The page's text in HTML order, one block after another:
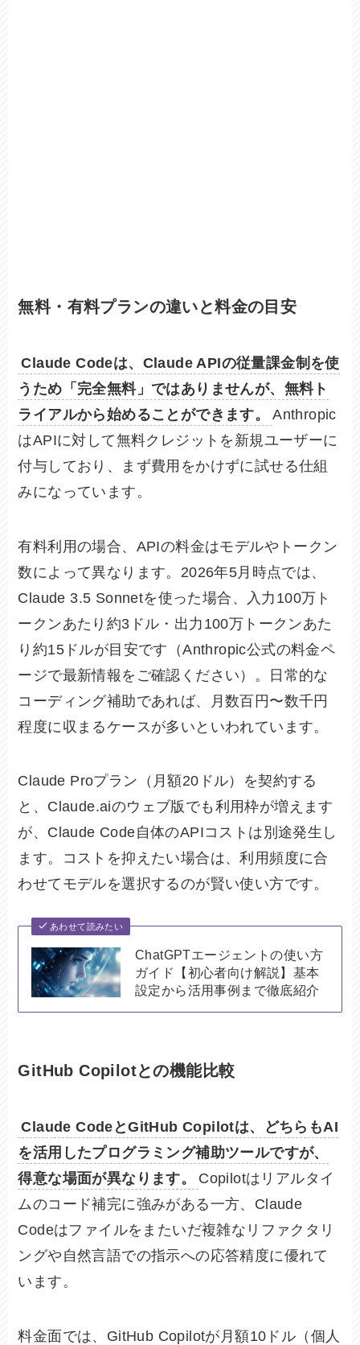
無料・有料プランの違いと料金の目安
Claude Codeは、Claude APIの従量課金制を使
うため「完全無料」ではありませんが、無料ト
ライアルから始めることができます。
Anthropic
はAPIに対して無料クレジットを新規ユーザーに
付与しており、まず費用をかけずに試せる仕組
みになっています。
有料利用の場合、APIの料金はモデルやトークン
数によって異なります。2026年5月時点では、
Claude 3.5 Sonnetを使った場合、入力100万ト
ークンあたり約3ドル・出力100万トークンあた
り約15ドルが目安です（Anthropic公式の料金ペ
ージで最新情報をご確認ください）。日常的な
コーディング補助であれば、月数百円〜数千円
程度に収まるケースが多いといわれています。
Claude Proプラン（月額20ドル）を契約する
と、Claude.aiのウェブ版でも利用枠が増えます
が、Claude Code自体のAPIコストは別途発生し
ます。コストを抑えたい場合は、利用頻度に合
わせてモデルを選択するのが賢い使い方です。
あわせて読みたい
ChatGPTエージェントの使い方
ガイド【初心者向け解説】基本
設定から活用事例まで徹底紹介
GitHub Copilotとの機能比較
Claude CodeとGitHub Copilotは、どちらもAI
を活用したプログラミング補助ツールですが、
得意な場面が異なります。
Copilotはリアルタイ
ムのコード補完に強みがある一方、Claude
Codeはファイルをまたいだ複雑なリファクタリ
ングや自然言語での指示への応答精度に優れて
います。
料金面では、GitHub Copilotが月額10ドル（個人